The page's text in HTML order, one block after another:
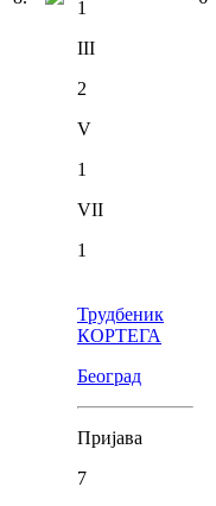
1
III
2
V
1
VII
1
Трудбеник
КОРТЕГА
Београд
Пријава
7